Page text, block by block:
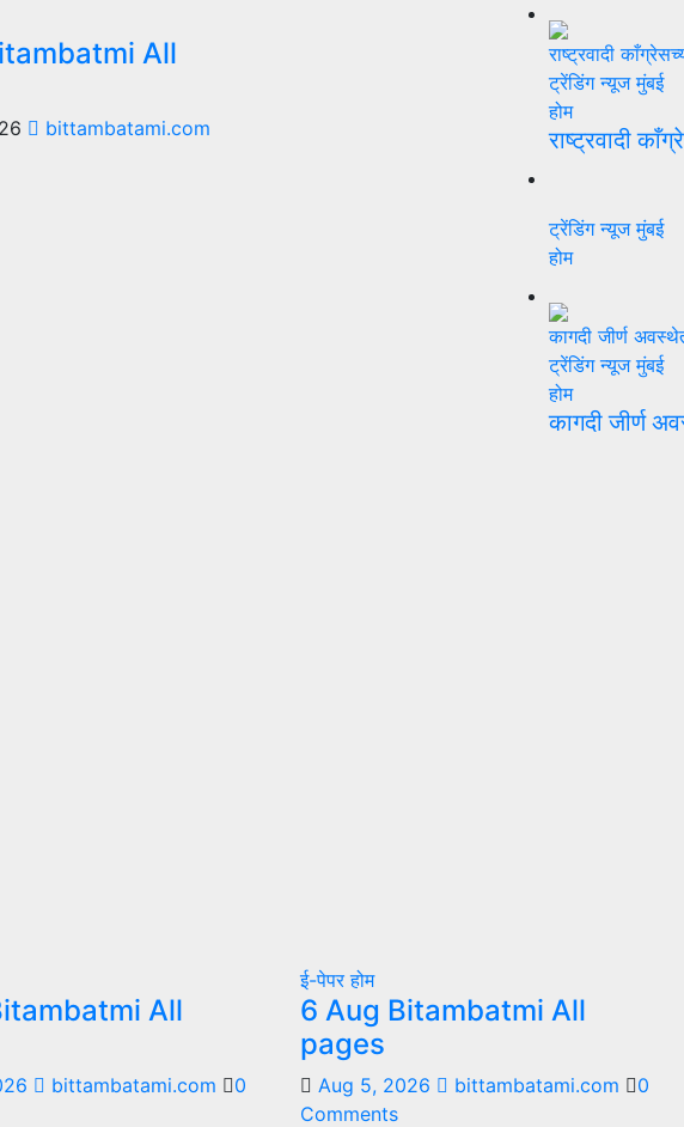
All
bittambatami.com
ट्रेंडिंग न्यूजमुंबई
होम
राष्ट्रवादी
ट्रेंडिंग न्यूजमुंबई
होम
ट्रेंडिंग न्यूजमुंबई
होम
कागदी जीर्ण
All
bittambatami.com
0
ई-पेपरहोम
6 Aug Bitambatmi All
pages
Aug 5, 2026 bittambatami.com
0
Comments